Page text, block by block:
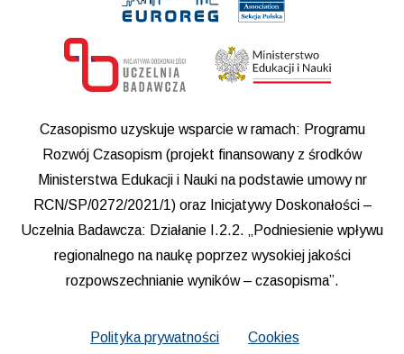
Czasopismo uzyskuje wsparcie w ramach: Programu
Rozwój Czasopism (projekt finansowany z środków
Ministerstwa Edukacji i Nauki na podstawie umowy nr
RCN/SP/0272/2021/1) oraz Inicjatywy Doskonałości –
Uczelnia Badawcza: Działanie I.2.2. „Podniesienie wpływu
regionalnego na naukę poprzez wysokiej jakości
rozpowszechnianie wyników – czasopisma”.
Polityka prywatności Cookies